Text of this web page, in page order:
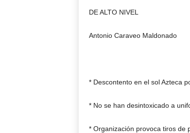
DE ALTO NIVEL
Antonio Caraveo Maldonado
* Descontento en el sol Azteca
* No se han desintoxicado a
* Organización provoca tiros de